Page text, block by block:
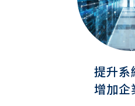
提升系
增加企